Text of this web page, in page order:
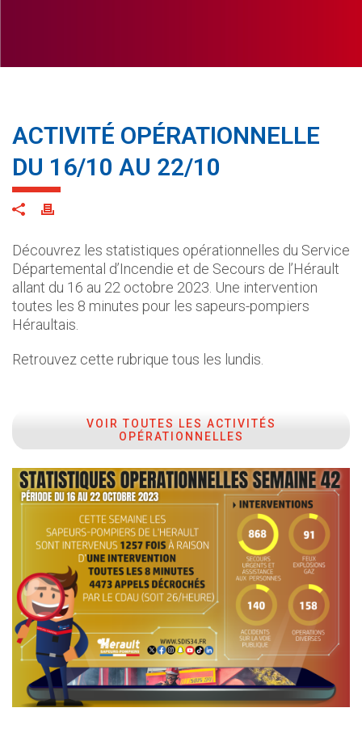
ACTIVITÉ OPÉRATIONNELLE
DU 16/10 AU 22/10
Découvrez les statistiques opérationnelles du Service
Départemental d’Incendie et de Secours de l’Hérault
allant du 16 au 22 octobre 2023. Une intervention
toutes les 8 minutes pour les sapeurs-pompiers
Héraultais.
Retrouvez cette rubrique tous les lundis.
VOIR TOUTES LES ACTIVITÉS
OPÉRATIONNELLES